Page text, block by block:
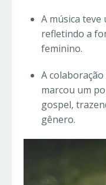
A música teve
refletindo a
feminino.
A
marcou um
gospel,
gênero.